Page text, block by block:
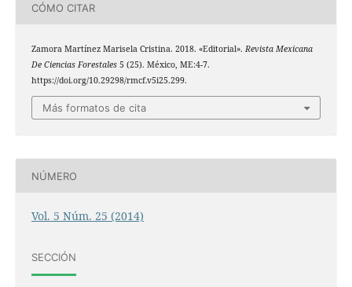
CÓMO CITAR
Zamora Martínez Marisela Cristina. 2018. «Editorial». Revista Mexicana
De Ciencias Forestales5 (25). México, ME:4-7.
https://doi.org/10.29298/rmcf.v5i25.299.
Más formatos de cita
NÚMERO
Vol. 5 Núm. 25 (2014)
SECCIÓN